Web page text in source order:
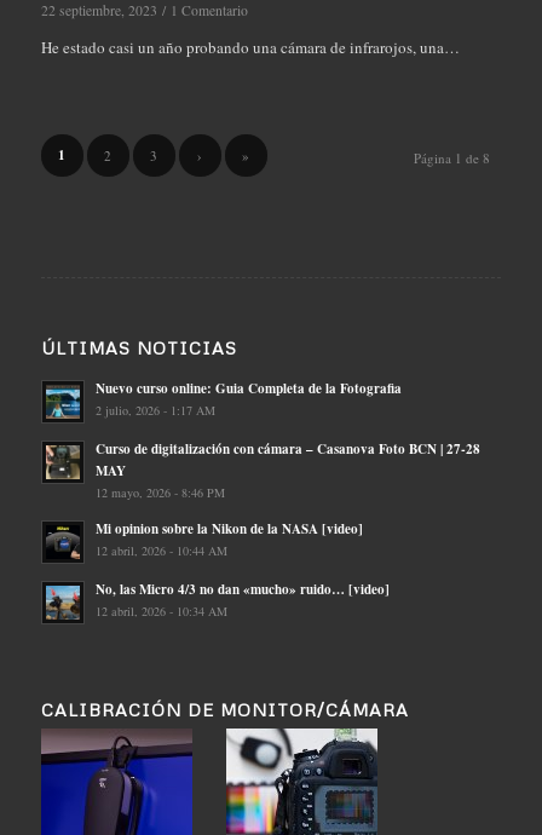
22 septiembre, 2023 / 1 Comentario
He estado casi un año probando una cámara de infrarojos, una…
Página 1 de 8
1 2 3 › »
ÚLTIMAS NOTICIAS
Nuevo curso online: Guia Completa de la Fotografia
2 julio, 2026 - 1:17 AM
Curso de digitalización con cámara – Casanova Foto BCN | 27-28
MAY
12 mayo, 2026 - 8:46 PM
Mi opinion sobre la Nikon de la NASA [video]
12 abril, 2026 - 10:44 AM
No, las Micro 4/3 no dan «mucho» ruido… [video]
12 abril, 2026 - 10:34 AM
CALIBRACIÓN DE MONITOR/CÁMARA